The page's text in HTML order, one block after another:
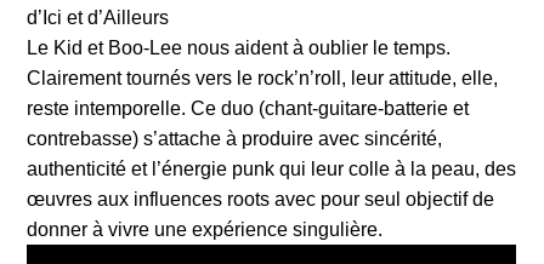
d’Ici et d’Ailleurs
Le Kid et Boo-Lee nous aident à oublier le temps.
Clairement tournés vers le rock’n’roll, leur attitude, elle,
reste intemporelle. Ce duo (chant-guitare-batterie et
contrebasse) s’attache à produire avec sincérité,
authenticité et l’énergie punk qui leur colle à la peau, des
œuvres aux influences roots avec pour seul objectif de
donner à vivre une expérience singulière.